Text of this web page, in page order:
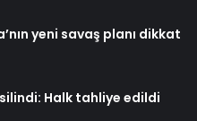
yeni savaş planı dikkat
Halk tahliye edildi